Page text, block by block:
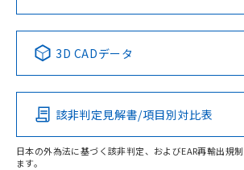
Pb Hg Cd
O
No No No
この製品の規格認証/
その他の認証はこちらのページ
3D CADデータ
該非判定見解書/項目別対比表
日本の外為法に基づく該非判定、およびEAR再輸出規
ます。